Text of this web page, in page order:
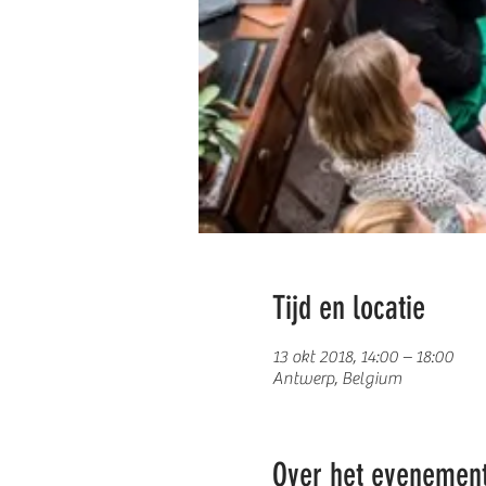
Tijd en locatie
13 okt 2018, 14:00 – 18:00
Antwerp, Belgium
Over het